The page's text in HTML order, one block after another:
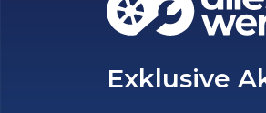
Exklusive